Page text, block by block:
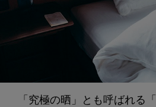
「究極の晒」とも呼ばれる